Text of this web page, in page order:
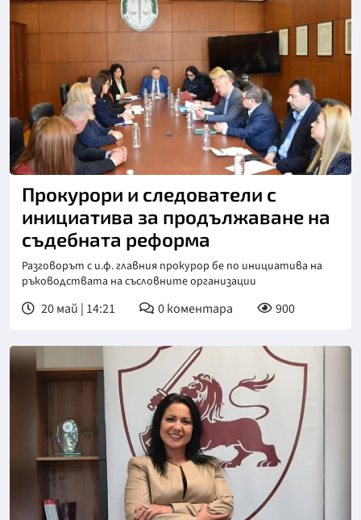
Прокурори и следователи с
инициатива за продължаване на
съдебната реформа
Разговорът с и.ф. главния прокурор бе по инициатива на
ръководствата на съсловните организации
20 май | 14:21 0коментара 900